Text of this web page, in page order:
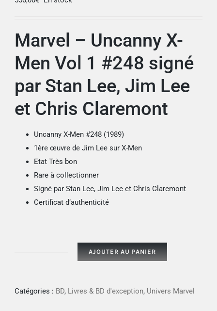
Marvel – Uncanny X-
Men Vol 1 #248 signé
par Stan Lee, Jim Lee
et Chris Claremont
Uncanny X-Men #248 (1989)
1ère œuvre de Jim Lee sur X-Men
Etat Très bon
Rare à collectionner
Signé par Stan Lee, Jim Lee et Chris Claremont
Certificat d’authenticité
AJOUTER AU PANIER
Catégories : BD, Livres & BD d'exception, Univers Marvel